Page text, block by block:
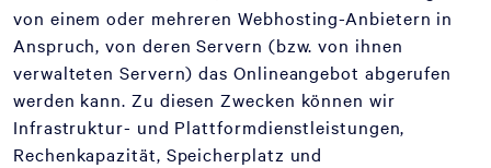
von einem oder mehreren Webhosting-Anbietern in
Anspruch, von deren Servern (bzw. von ihnen
verwalteten Servern) das Onlineangebot abgerufen
werden kann. Zu diesen Zwecken können wir
Infrastruktur- und Plattformdienstleistungen,
Rechenkapazität, Speicherplatz und